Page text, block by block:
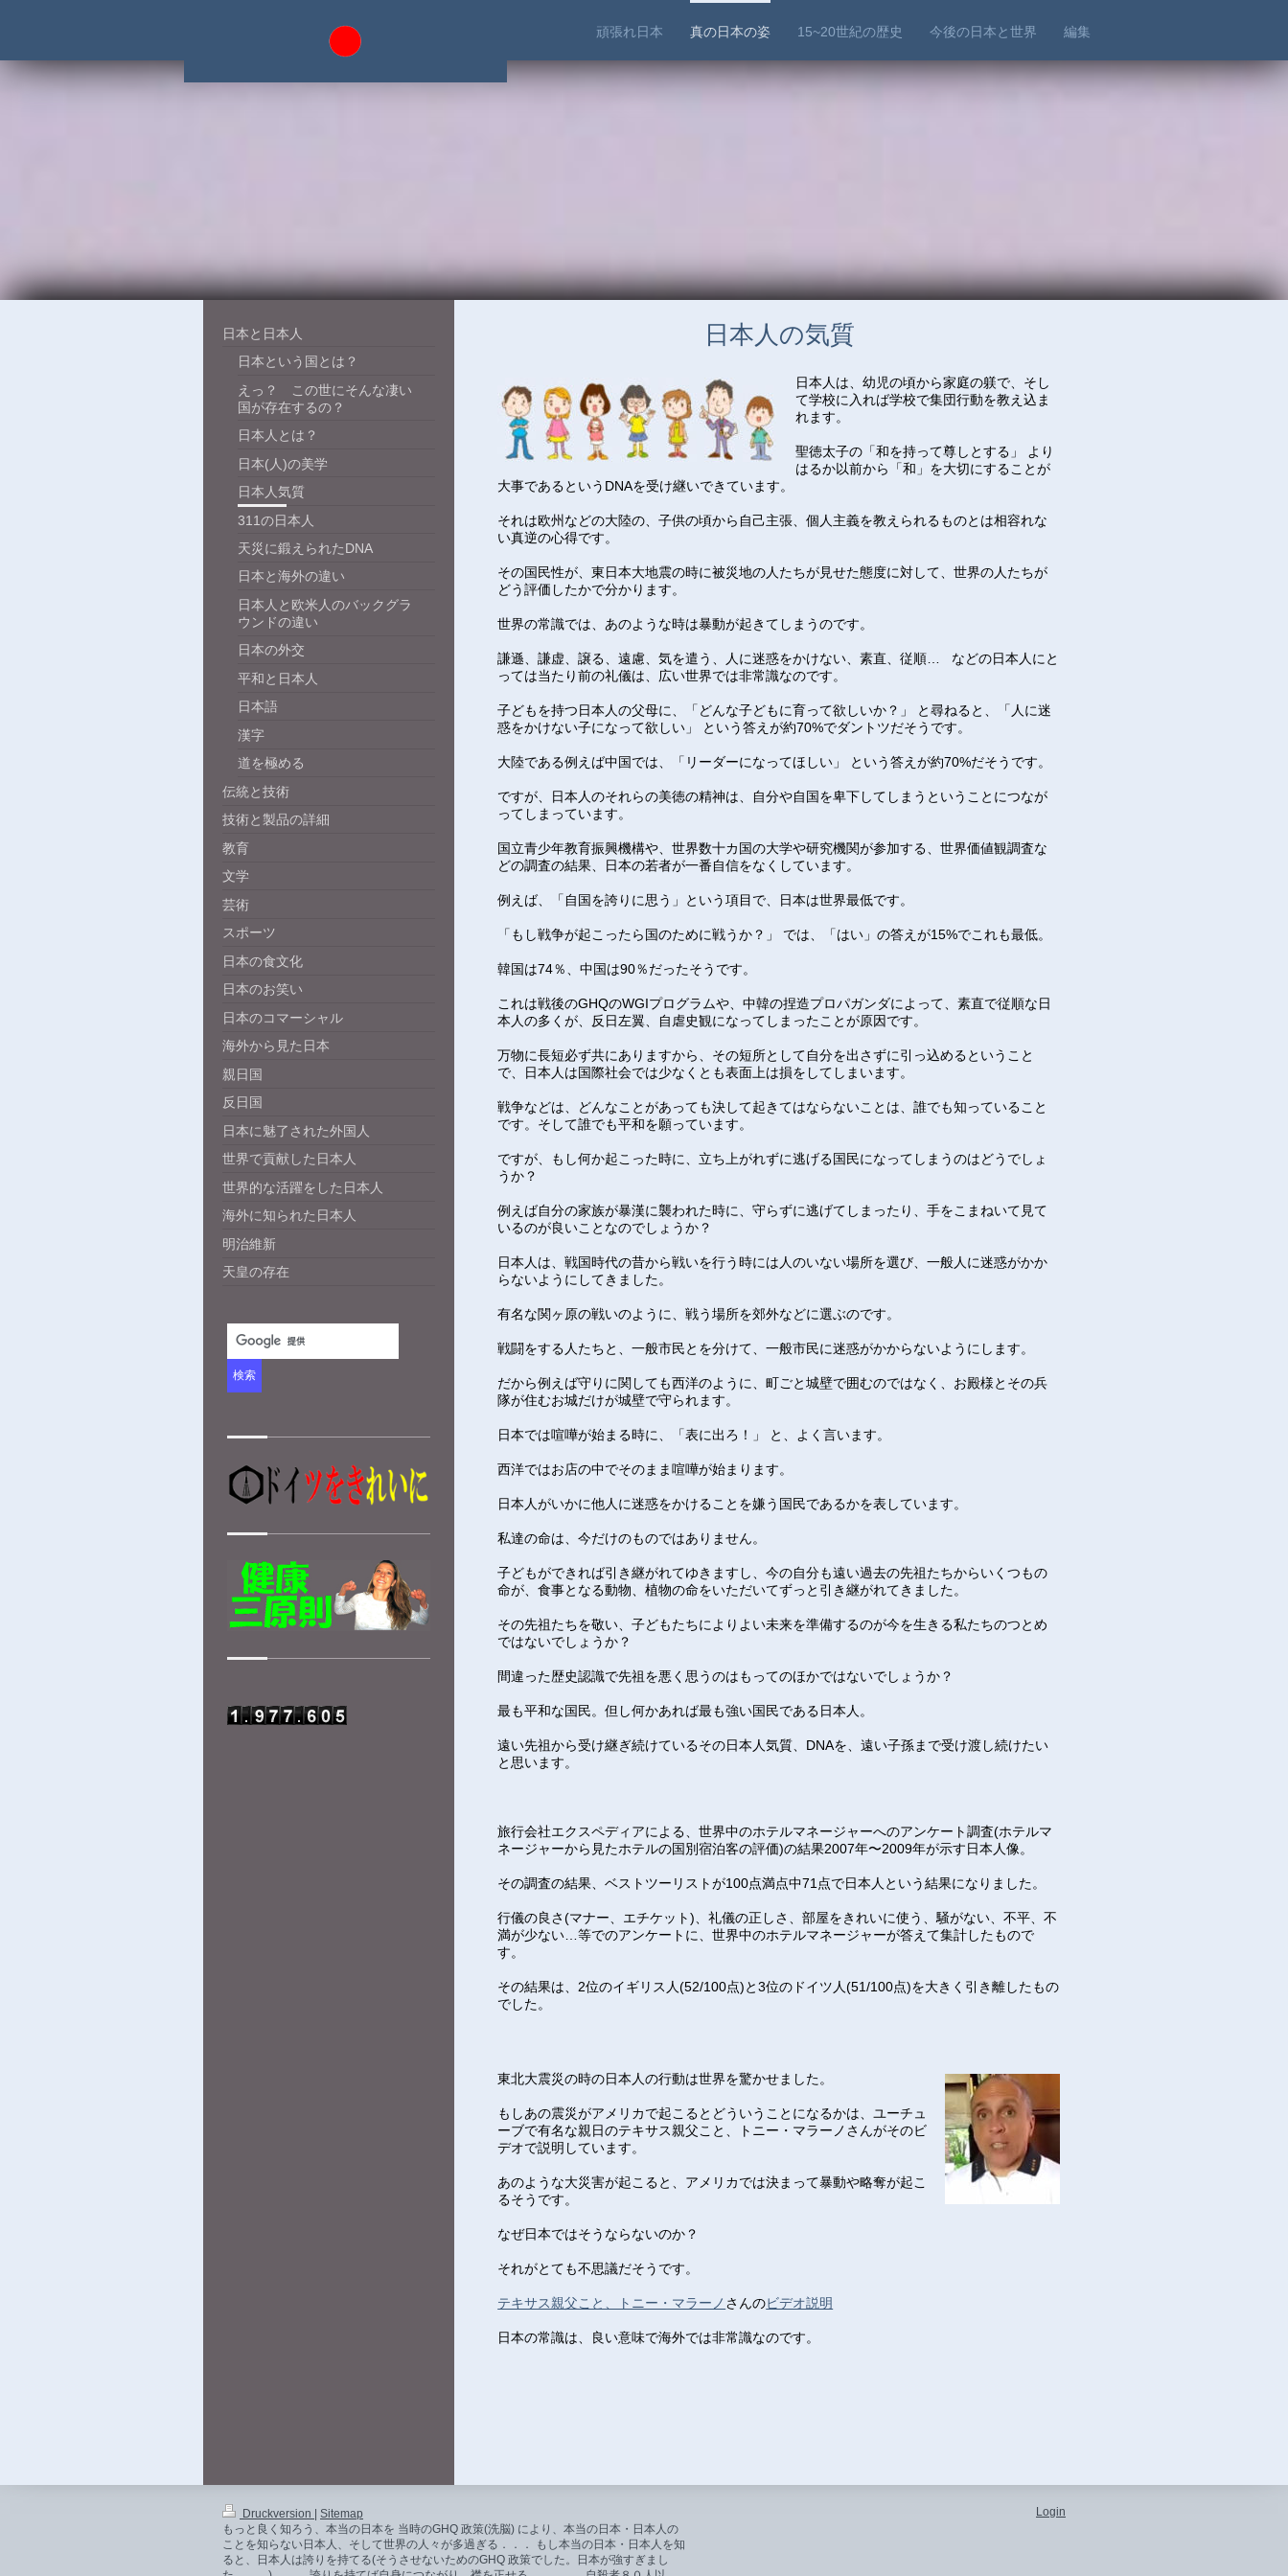
頑張れ日本 真の日本の姿 15~20世紀の歴史 今後の日本と世界 編集
日本人の気質
日本人は、幼児の頃から家庭の躾で、そし
て学校に入れば学校で集団行動を教え込ま
れます。
聖徳太子の「和を持って尊しとする」 より
はるか以前から「和」を大切にすることが
大事であるというDNAを受け継いできています。
それは欧州などの大陸の、子供の頃から自己主張、個人主義を教えられるものとは相容れな
い真逆の心得です。
その国民性が、東日本大地震の時に被災地の人たちが見せた態度に対して、世界の人たちが
どう評価したかで分かります。
世界の常識では、あのような時は暴動が起きてしまうのです。
謙遜、謙虚、譲る、遠慮、気を遣う、人に迷惑をかけない、素直、従順… などの日本人にと
っては当たり前の礼儀は、広い世界では非常識なのです。
子どもを持つ日本人の父母に、「どんな子どもに育って欲しいか？」 と尋ねると、「人に迷
惑をかけない子になって欲しい」 という答えが約70%でダントツだそうです。
大陸である例えば中国では、「リーダーになってほしい」 という答えが約70%だそうです。
ですが、日本人のそれらの美徳の精神は、自分や自国を卑下してしまうということにつなが
ってしまっています。
国立青少年教育振興機構や、世界数十カ国の大学や研究機関が参加する、世界価値観調査な
どの調査の結果、日本の若者が一番自信をなくしています。
例えば、「自国を誇りに思う」という項目で、日本は世界最低です。
「もし戦争が起こったら国のために戦うか？」 では、「はい」の答えが15%でこれも最低。
韓国は74％、中国は90％だったそうです。
これは戦後のGHQのWGIプログラムや、中韓の捏造プロパガンダによって、素直で従順な日
本人の多くが、反日左翼、自虐史観になってしまったことが原因です。
万物に長短必ず共にありますから、その短所として自分を出さずに引っ込めるということ
で、日本人は国際社会では少なくとも表面上は損をしてしまいます。
戦争などは、どんなことがあっても決して起きてはならないことは、誰でも知っていること
です。そして誰でも平和を願っています。
ですが、もし何か起こった時に、立ち上がれずに逃げる国民になってしまうのはどうでしょ
うか？
例えば自分の家族が暴漢に襲われた時に、守らずに逃げてしまったり、手をこまねいて見て
いるのが良いことなのでしょうか？
日本人は、戦国時代の昔から戦いを行う時には人のいない場所を選び、一般人に迷惑がかか
らないようにしてきました。
有名な関ヶ原の戦いのように、戦う場所を郊外などに選ぶのです。
戦闘をする人たちと、一般市民とを分けて、一般市民に迷惑がかからないようにします。
だから例えば守りに関しても西洋のように、町ごと城壁で囲むのではなく、お殿様とその兵
隊が住むお城だけが城壁で守られます。
日本では喧嘩が始まる時に、「表に出ろ！」 と、よく言います。
西洋ではお店の中でそのまま喧嘩が始まります。
日本人がいかに他人に迷惑をかけることを嫌う国民であるかを表しています。
私達の命は、今だけのものではありません。
子どもができれば引き継がれてゆきますし、今の自分も遠い過去の先祖たちからいくつもの
命が、食事となる動物、植物の命をいただいてずっと引き継がれてきました。
その先祖たちを敬い、子どもたちによりよい未来を準備するのが今を生きる私たちのつとめ
ではないでしょうか？
間違った歴史認識で先祖を悪く思うのはもってのほかではないでしょうか？
最も平和な国民。但し何かあれば最も強い国民である日本人。
遠い先祖から受け継ぎ続けているその日本人気質、DNAを、遠い子孫まで受け渡し続けたい
と思います。
旅行会社エクスペディアによる、世界中のホテルマネージャーへのアンケート調査(ホテルマ
ネージャーから見たホテルの国別宿泊客の評価)の結果2007年〜2009年が示す日本人像。
その調査の結果、ベストツーリストが100点満点中71点で日本人という結果になりました。
行儀の良さ(マナー、エチケット)、礼儀の正しさ、部屋をきれいに使う、騒がない、不平、不
満が少ない…等でのアンケートに、世界中のホテルマネージャーが答えて集計したもので
す。
その結果は、2位のイギリス人(52/100点)と3位のドイツ人(51/100点)を大きく引き離したもの
でした。
東北大震災の時の日本人の行動は世界を驚かせました。
もしあの震災がアメリカで起こるとどういうことになるかは、ユーチュ
ーブで有名な親日のテキサス親父こと、トニー・マラーノさんがそのビ
デオで説明しています。
あのような大災害が起こると、アメリカでは決まって暴動や略奪が起こ
るそうです。
なぜ日本ではそうならないのか？
それがとても不思議だそうです。
テキサス親父こと、トニー・マラーノ さんのビデオ説明
日本の常識は、良い意味で海外では非常識なのです。
日本と日本人
日本という国とは？
えっ？ この世にそんな凄い
国が存在するの？
日本人とは？
日本(人)の美学
日本人気質
311の日本人
天災に鍛えられたDNA
日本と海外の違い
日本人と欧米人のバックグラ
ウンドの違い
日本の外交
平和と日本人
日本語
漢字
道を極める
伝統と技術
技術と製品の詳細
教育
文学
芸術
スポーツ
日本の食文化
日本のお笑い
日本のコマーシャル
海外から見た日本
親日国
反日国
日本に魅了された外国人
世界で貢献した日本人
世界的な活躍をした日本人
海外に知られた日本人
明治維新
天皇の存在
Druckversion
Sitemap
もっと良く知ろう、本当の日本を 当時のGHQ 政策(洗脳) により、本当の日本・日本人の
ことを知らない日本人、そして世界の人々が多過ぎる．．． もし本当の日本・日本人を知
ると、日本人は誇りを持てる(そうさせないためのGHQ 政策でした。日本が強すぎまし
Login